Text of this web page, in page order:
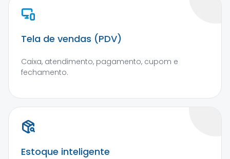
Tela de vendas (PDV)
Caixa, atendimento, pagamento, cupom e
fechamento.
Estoque inteligente